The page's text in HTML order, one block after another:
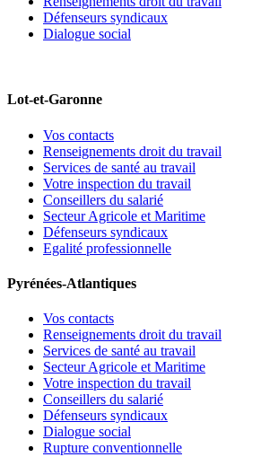
Défenseurs syndicaux
Dialogue social
Lot-et-Garonne
Vos contacts
Renseignements droit du travail
Services de santé au travail
Votre inspection du travail
Conseillers du salarié
Secteur Agricole et Maritime
Défenseurs syndicaux
Egalité professionnelle
Pyrénées-Atlantiques
Vos contacts
Renseignements droit du travail
Services de santé au travail
Secteur Agricole et Maritime
Votre inspection du travail
Conseillers du salarié
Défenseurs syndicaux
Dialogue social
Rupture conventionnelle